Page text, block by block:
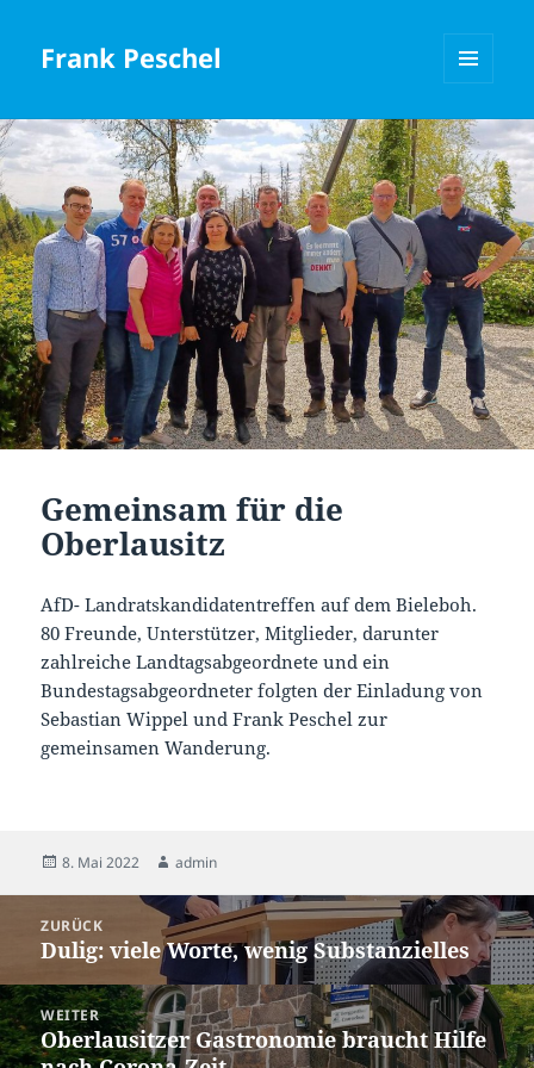
Frank Peschel
WIDGETS
Gemeinsam für die
Oberlausitz
AfD- Landratskandidatentreffen auf dem Bieleboh.
80 Freunde, Unterstützer, Mitglieder, darunter
zahlreiche Landtagsabgeordnete und ein
Bundestagsabgeordneter folgten der Einladung von
Sebastian Wippel und Frank Peschel zur
gemeinsamen Wanderung.
Veröffentlicht
8. Mai 2022 Autor
admin
Beitragsnavigation
ZURÜCK
Vorheriger
Dulig: viele Worte, wenig Substanzielles
WEITER
Nächster
Oberlausitzer Gastronomie braucht Hilfe